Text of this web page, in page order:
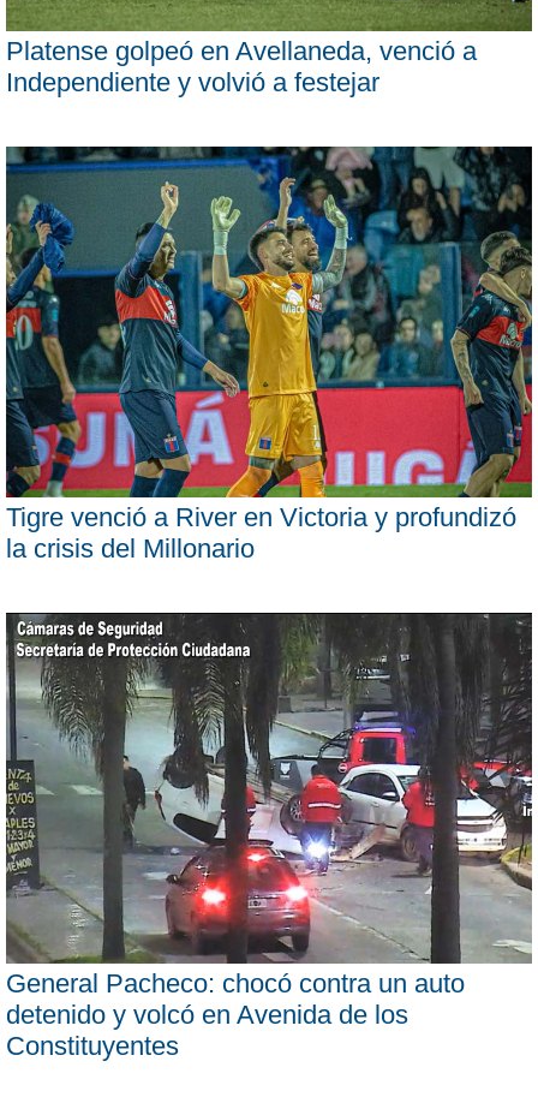
Platense golpeó en Avellaneda, venció a
Independiente y volvió a festejar
Tigre venció a River en Victoria y profundizó
la crisis del Millonario
General Pacheco: chocó contra un auto
detenido y volcó en Avenida de los
Constituyentes